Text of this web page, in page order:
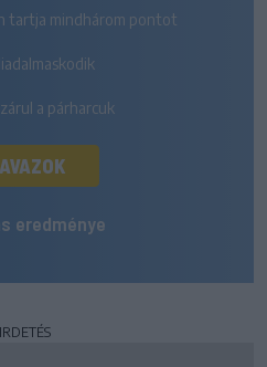
tartja mindhárom pontot
a párharcuk
eredménye